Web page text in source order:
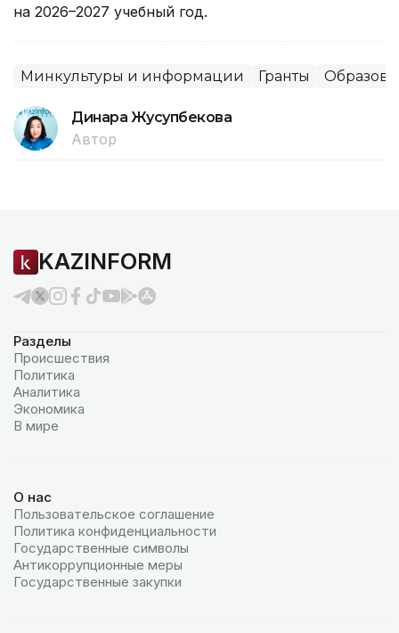
на 2026–2027 учебный год.
Минкультуры и информации Гранты
Динара Жусупбекова
Автор
KAZINFORM
Разделы
Происшествия
Политика
Аналитика
Экономика
В мире
О нас
Пользовательское соглашение
Политика конфиденциальности
Государственные символы
Антикоррупционные меры
Государственные закупки